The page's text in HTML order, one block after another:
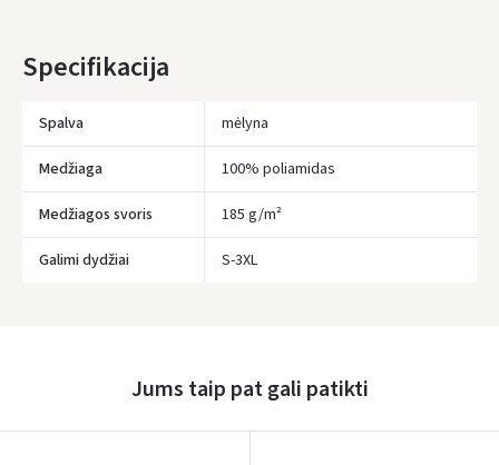
Specifikacija
Spalva mėlyna
Medžiaga 100% poliamidas
Medžiagos svoris 185 g/m²
Galimi dydžiai S-3XL
Jums taip pat gali patikti
Įvertinimas:
Prisijungti